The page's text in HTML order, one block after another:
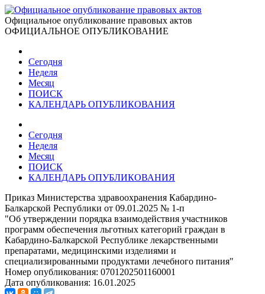
Официальное опубликование правовых актов
ОФИЦИАЛЬНОЕ ОПУБЛИКОВАНИЕ
Сегодня
Неделя
Месяц
ПОИСК
КАЛЕНДАРЬ ОПУБЛИКОВАНИЯ
Сегодня
Неделя
Месяц
ПОИСК
КАЛЕНДАРЬ ОПУБЛИКОВАНИЯ
Приказ Министерства здравоохранения Кабардино-
Балкарской Республики от 09.01.2025 № 1-п
"Об утверждении порядка взаимодействия участников
программ обеспечения льготных категорий граждан в
Кабардино-Балкарской Республике лекарственными
препаратами, медицинскими изделиями и
специализированными продуктами лечебного питания"
Номер опубликования: 0701202501160001
Дата опубликования: 16.01.2025